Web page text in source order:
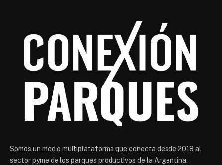
Somos un medio multiplataforma que conecta desde 2018 al
sector pyme de los parques productivos de la Argentina.